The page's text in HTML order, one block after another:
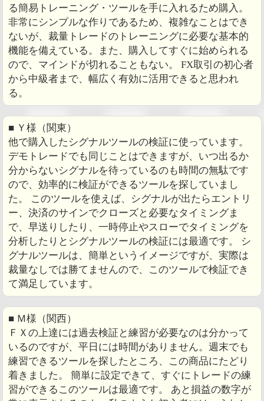
る簡易トレーニング・ツールを手に入れるため購入。
非常にシンプルな作りであるため、複雑なことはでき
ないが、裁量トレードのトレーニングに必要な基本的
機能を備えている。また、購入してすぐに始められる
ので、マインドが切れることもない。 FX取引の初心者
から中級者まで、幅広く有効に活用できると思われ
る。
■ Ｙ様（関東）
他で購入したシグナルツールの検証に使っています。
デモトレードでも同じことはできますが、いつ出るか
分からないシグナルを待っているのも時間の無駄です
ので、効率的に検証ができるツールを探していまし
た。 このツールを使えば、シグナルが出たらエントリ
ー、決済のサインでクローズと必要なタイミングま
で、早送りしたり、一時停止やスローでタイミングを
分析したりとシグナルツールの検証には最適です。 シ
グナルツールは、簡単というイメージですが、実際は
裁量なしでは勝てませんので、このツールで検証でき
て満足しています。
■ Ｍ様（関西）
ＦＸの上達には過去検証と練習が必要なのは分かって
いるのですが、平日には時間がありません。週末でも
練習できるツールを探したところ、この商品にたどり
着きました。 簡単に設定できて、すぐにトレードの練
習ができるこのツールは最適です。 あと損益の数字が